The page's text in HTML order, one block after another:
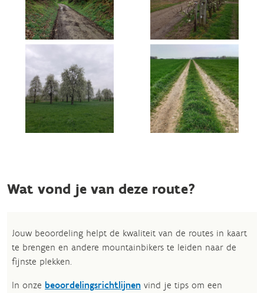
Wat vond je van deze route?
Jouw beoordeling helpt de kwaliteit van de routes in kaart
te brengen en andere mountainbikers te leiden naar de
fijnste plekken.
In onze beoordelingsrichtlijnen vind je tips om een